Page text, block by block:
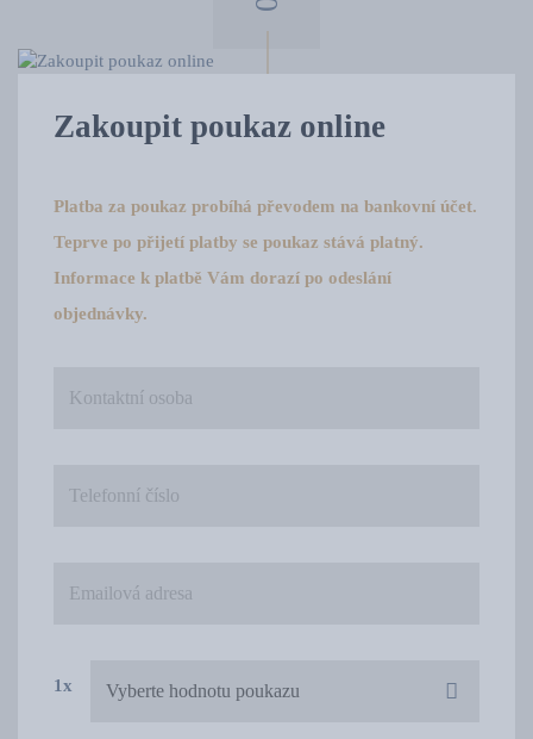
Zakoupit poukaz online
Platba za poukaz probíhá převodem na bankovní účet.
Teprve po přijetí platby se poukaz stává platný.
Informace k platbě Vám dorazí po odeslání
objednávky.
1x